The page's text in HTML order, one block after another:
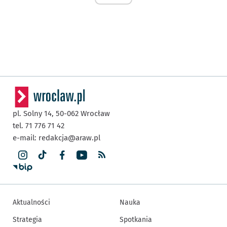
pl. Solny 14, 50-062 Wrocław
tel. 71 776 71 42
e-mail: redakcja@araw.pl
Aktualności
Strategia
Nauka
Spotkania